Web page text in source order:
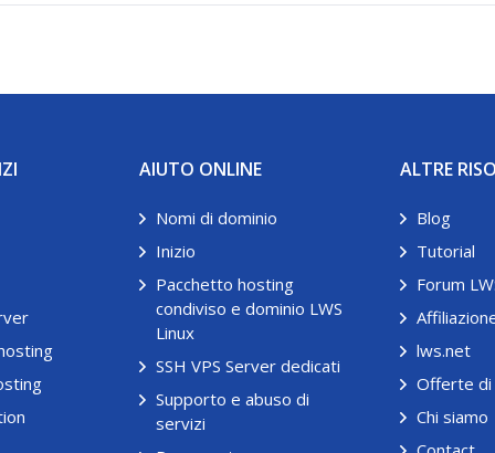
AIUTO ONLINE
Nomi di dominio
Inizio
Pacchetto hosting
condiviso e dominio LWS
Linux
SSH VPS Server dedicati
Supporto e abuso di
servizi
ALTRE
Blog
Tutorial
Forum
lws.net
Offerte di
Chi siamo